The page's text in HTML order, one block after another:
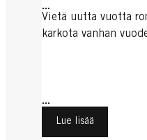
...
Vietä uutta vuotta
karkota vanhan
...
Lue lisää